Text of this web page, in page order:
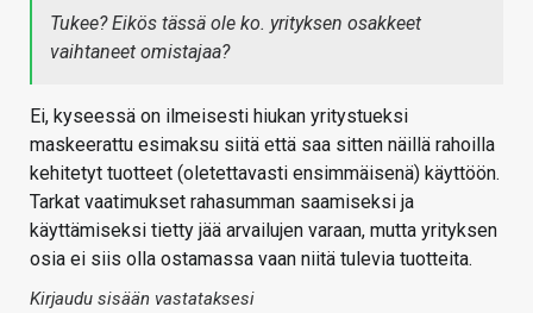
Tukee? Eikös tässä ole ko. yrityksen osakkeet
vaihtaneet omistajaa?
Ei, kyseessä on ilmeisesti hiukan yritystueksi
maskeerattu esimaksu siitä että saa sitten näillä rahoilla
kehitetyt tuotteet (oletettavasti ensimmäisenä) käyttöön.
Tarkat vaatimukset rahasumman saamiseksi ja
käyttämiseksi tietty jää arvailujen varaan, mutta yrityksen
osia ei siis olla ostamassa vaan niitä tulevia tuotteita.
Kirjaudu sisään vastataksesi